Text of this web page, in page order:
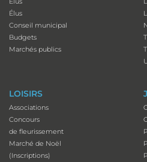
Élus
Conseil municipal
Budgets
Marchés publics
LOISIRS
Associations
Concours
de fleurissement
Marché de Noël
(Inscriptions)